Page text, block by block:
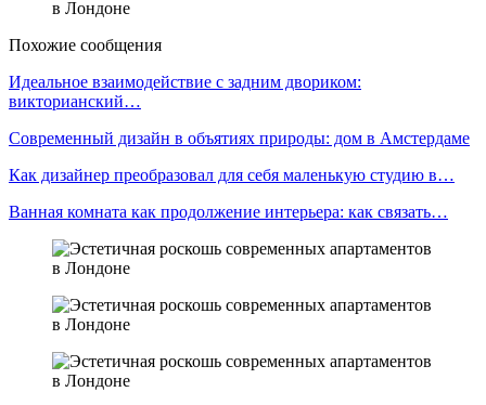
Похожие сообщения
Идеальное взаимодействие с задним двориком:
викторианский…
Современный дизайн в объятиях природы: дом в Амстердаме
Как дизайнер преобразовал для себя маленькую студию в…
Ванная комната как продолжение интерьера: как связать…